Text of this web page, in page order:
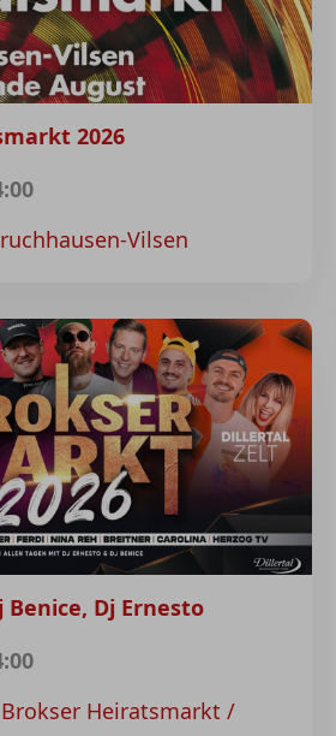
2026
Vilsen
Benice, Dj Ernesto
Heiratsmarkt /